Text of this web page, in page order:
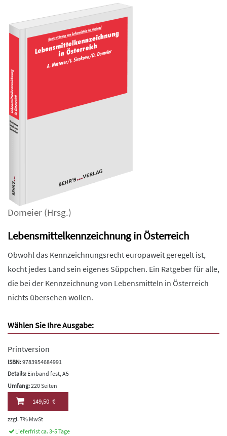
Domeier (Hrsg.)
Lebensmittelkennzeichnung in Österreich
Obwohl das Kennzeichnungsrecht europaweit geregelt ist,
kocht jedes Land sein eigenes Süppchen. Ein Ratgeber für alle,
die bei der Kennzeichnung von Lebensmitteln in Österreich
nichts übersehen wollen.
Wählen Sie Ihre Ausgabe:
Printversion
ISBN:9783954684991
Details: Einband fest, A5
Umfang:220 Seiten
149,50 €
zzgl. 7% MwSt
Lieferfrist ca. 3-5 Tage